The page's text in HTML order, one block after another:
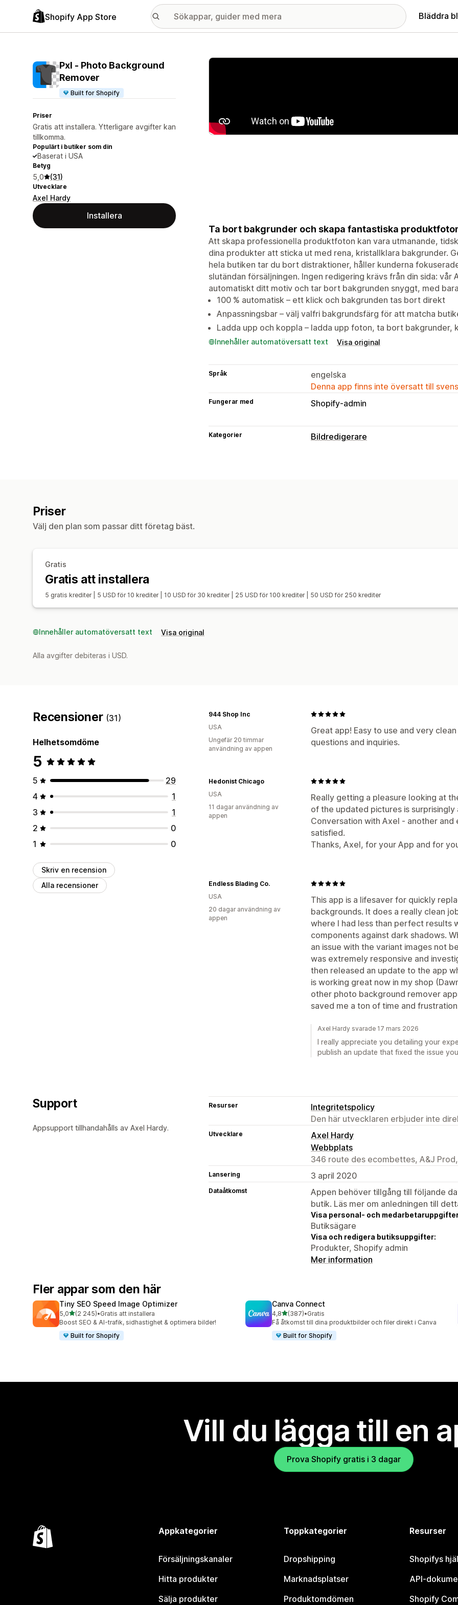
Shopify App Store Bläddra
Pxl ‑ Photo Background
Remover
Built for Shopify
Priser
Gratis att installera. Ytterligare avgifter kan
tillkomma.
Populärt i butiker som din
Baserat i USA
Betyg
5,0 (31)
Utvecklare
Axel Hardy
Installera
Galleri med utvalda bilder
Ta bort bakgrunder och skapa fantastiska
Att skapa professionella produktfoton kan vara utmanande,
dina produkter att sticka ut med rena, kristallklara bakgrunder.
hela butiken tar du bort distraktioner, håller kunderna
slutändan försäljningen. Ingen redigering krävs från din sida: vår
automatiskt ditt motiv och tar bort bakgrunden snyggt, med
100 % automatisk – ett klick och bakgrunden tas bort direkt
Anpassningsbar – välj valfri bakgrundsfärg för att matcha
Ladda upp och koppla – ladda upp foton, ta bort bakgrunder,
Innehåller automatöversatt text Visa original
Språk
engelska
Denna app finns inte översatt till
Fungerar med Shopify-admin
Kategorier Bildredigerare
Priser
Välj den plan som passar ditt företag bäst.
Gratis
Gratis att installera
5 gratis krediter | 5 USD för 10 krediter | 10 USD för 30 krediter | 25 USD för 100 krediter | 50 USD för 250 krediter
Innehåller automatöversatt text Visa original
Alla avgifter debiteras i USD.
Recensioner (31)
Helhetsomdöme
5
5
29
4
1
3
1
2
0
1
0
Skriv en recension
Alla recensioner
Great app! Easy to use and very
questions and inquiries.
944 Shop Inc
USA
Ungefär 20 timmar
användning av appen
Really getting a pleasure looking at
of the updated pictures is surprisingly
Conversation with Axel - another
satisfied.
Thanks, Axel, for your App and for
Hedonist Chicago
USA
11 dagar användning av
appen
This app is a lifesaver for quickly
backgrounds. It does a really clean
where I had less than perfect results
components against dark shadows.
an issue with the variant images not
was extremely responsive and
then released an update to the app
is working great now in my shop
other photo background remover
saved me a ton of time and
Endless Blading Co.
USA
20 dagar användning av
appen
Axel Hardy svarade 17 mars 2026
I really appreciate you detailing your
publish an update that fixed the issue
Support
Appsupport tillhandahålls av Axel Hardy.
Resurser
Integritetspolicy
Den här utvecklaren erbjuder inte
Utvecklare
Axel Hardy
Webbplats
346 route des ecombettes, A&J
Lansering 3 april 2020
Dataåtkomst
Appen behöver tillgång till följande
butik. Läs mer om anledningen till
Visa personal- och
Butiksägare
Visa och redigera butiksuppgifter:
Produkter, Shopify admin
Mer information
Fler appar som den här
Tiny SEO Speed Image Optimizer
5,0av 5 stjärnor
(2 245)
2245 recensioner totalt
•Gratis att installera
Boost SEO & AI-trafik, sidhastighet & optimera bilder!
Built for Shopify
Canva Connect
4,8av 5 stjärnor
(387)
387 recensioner totalt
•Gratis
Få åtkomst till dina produktbilder och filer direkt i Canva
Built for Shopify
Vill du lägga till en
Prova Shopify gratis i 3 dagar
Appkategorier
Försäljningskanaler
Hitta produkter
Sälja produkter
Toppkategorier
Dropshipping
Marknadsplatser
Produktomdömen
Resurser
Shopifys
API-
Shopify